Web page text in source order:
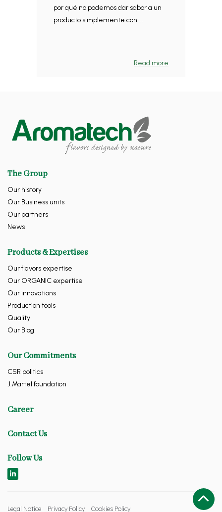
por qué no podemos dar sabor a un
producto simplemente con ...
Read more
The Group
Our history
Our Business units
Our partners
News
Products & Expertises
Our flavors expertise
Our ORGANIC expertise
Our innovations
Production tools
Quality
Our Blog
Our Commitments
CSR politics
J.Martel foundation
Career
Contact Us
Follow Us
Legal Notice Privacy Policy Cookies Policy